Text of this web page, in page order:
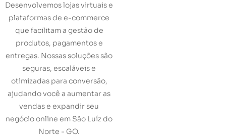
Desenvolvemos lojas virtuais e
plataformas de e-commerce
que facilitam a gestão de
produtos, pagamentos e
entregas. Nossas soluções são
seguras, escaláveis e
otimizadas para conversão,
ajudando você a aumentar as
vendas e expandir seu
negócio online em São Luíz do
Norte - GO.